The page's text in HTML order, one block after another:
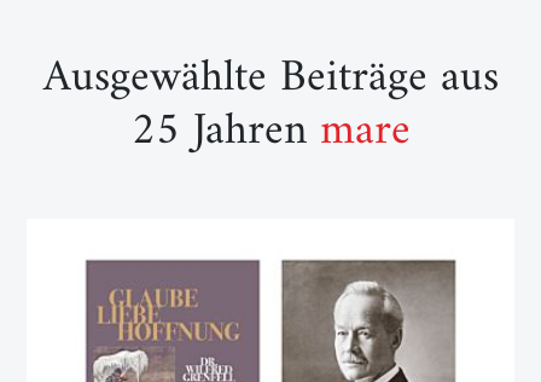
Ausgewählte Beiträge aus
25 Jahrenmare